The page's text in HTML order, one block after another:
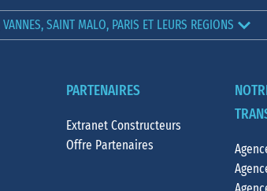
SAINT MALO, PARIS ET LEURS REGIONS
PARTENAIRES
Extranet Constructeurs
Offre Partenaires